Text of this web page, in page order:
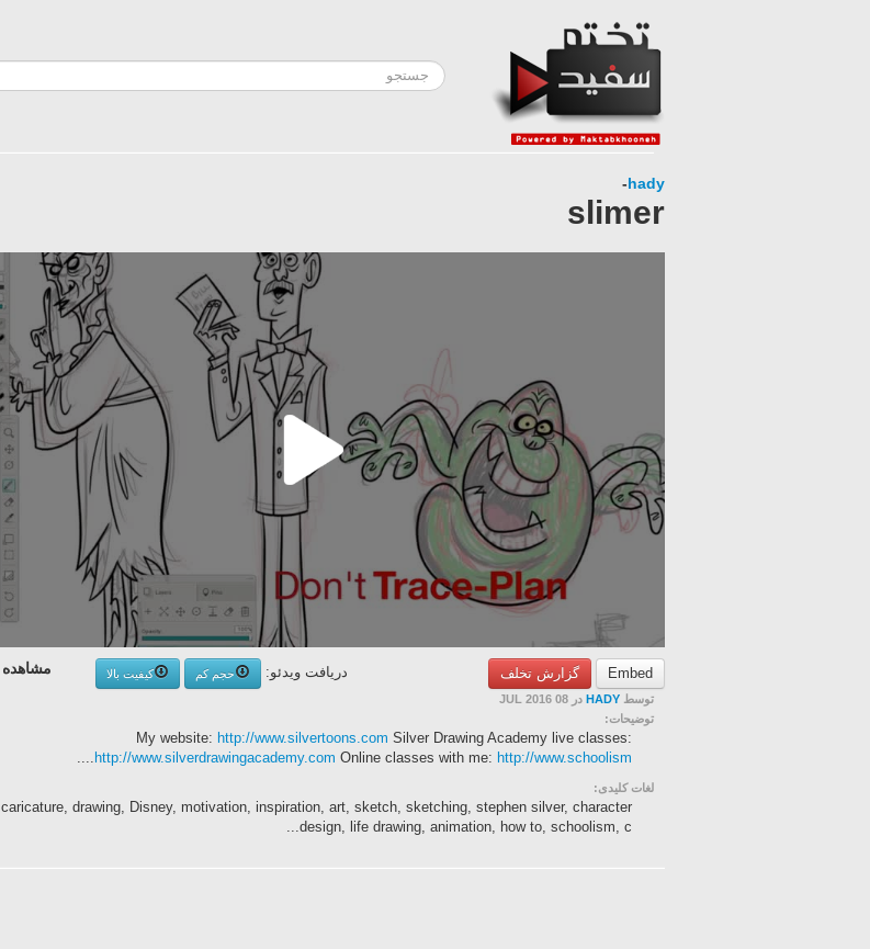
hady
-
slimer
Embed گزارش تخلف مشاهده 1429 دریافت ویدئو: حجم کم
کیفیت بالا
توسط HADY در 08 JUL 2016
توضیحات:
My website: http://www.silvertoons.com Silver Drawing Academy live classes:
http://www.silverdrawingacademy.com Online classes with me: http://www.schoolism
لغات کلیدی:
caricature, drawing, Disney, motivation, inspiration, art, sketch, sketching, stephen silver, character
design, life drawing, animation, how to, schoolism, c...